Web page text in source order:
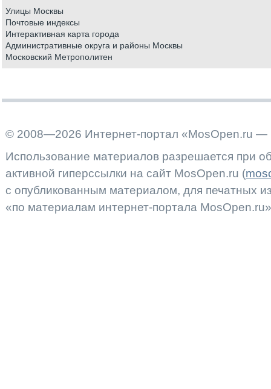
Улицы Москвы
Почтовые индексы
Интерактивная карта города
Административные округа и районы Москвы
Московский Метрополитен
© 2008—2026 Интернет-портал «MosOpen.ru —
Использование материалов разрешается при
активной гиперссылки на сайт MosOpen.ru (
с опубликованным материалом, для печатных
«по материалам интернет-портала